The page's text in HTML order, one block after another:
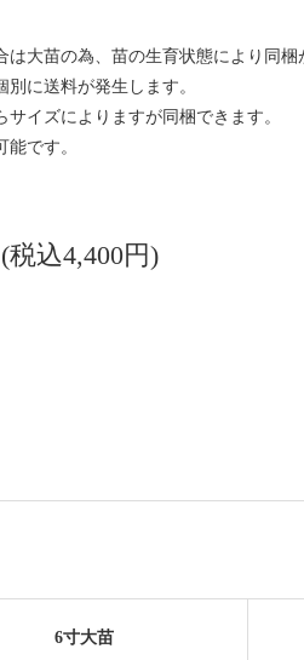
大苗の為、苗の生育状態により同梱
に送料が発生します。
イズによりますが同梱できます。
です。
税込4,400円)
6寸大苗